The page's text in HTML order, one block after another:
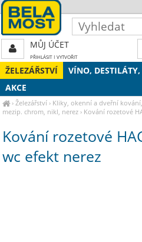
ŽELEZÁŘSTVÍ VÍNO,
AKCE
›Železářství › Kliky, okenní a dveřní
mezip. chrom, nikl, nerez › Kování rozetové
Kování rozetové
wc efekt nerez
MŮJ ÚČET
PŘIHLÁSIT| VYTVOŘIT